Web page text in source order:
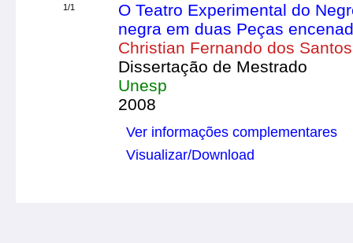
1/1
O Teatro Experimental do
negra em duas Peças
Christian Fernando dos
Dissertação de Mestrado
Unesp
2008
Ver informações complementares
Visualizar/Download